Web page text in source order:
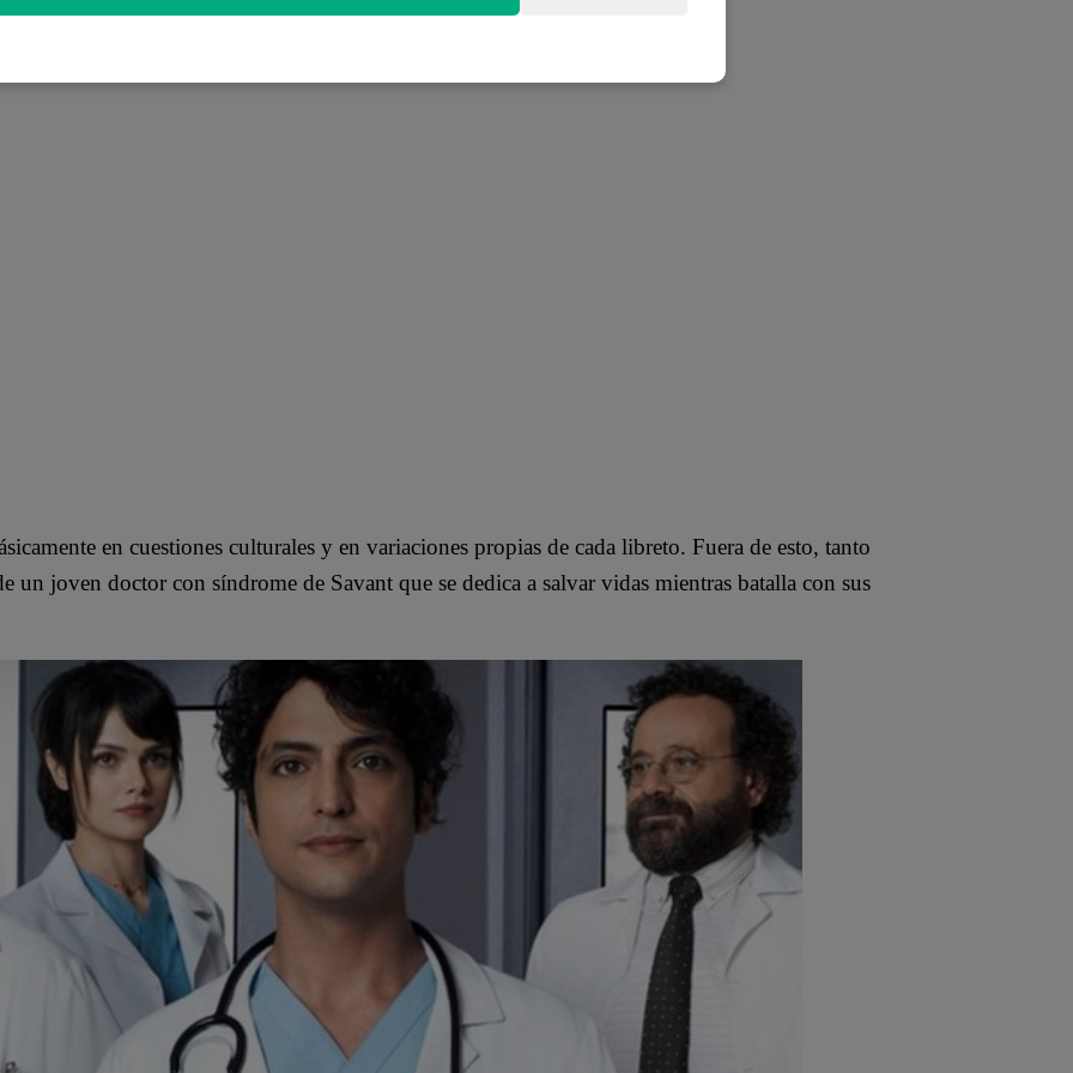
en cuestiones culturales y en variaciones propias de cada libreto. Fuera de esto, tanto
joven doctor con síndrome de Savant que se dedica a salvar vidas mientras batalla con sus